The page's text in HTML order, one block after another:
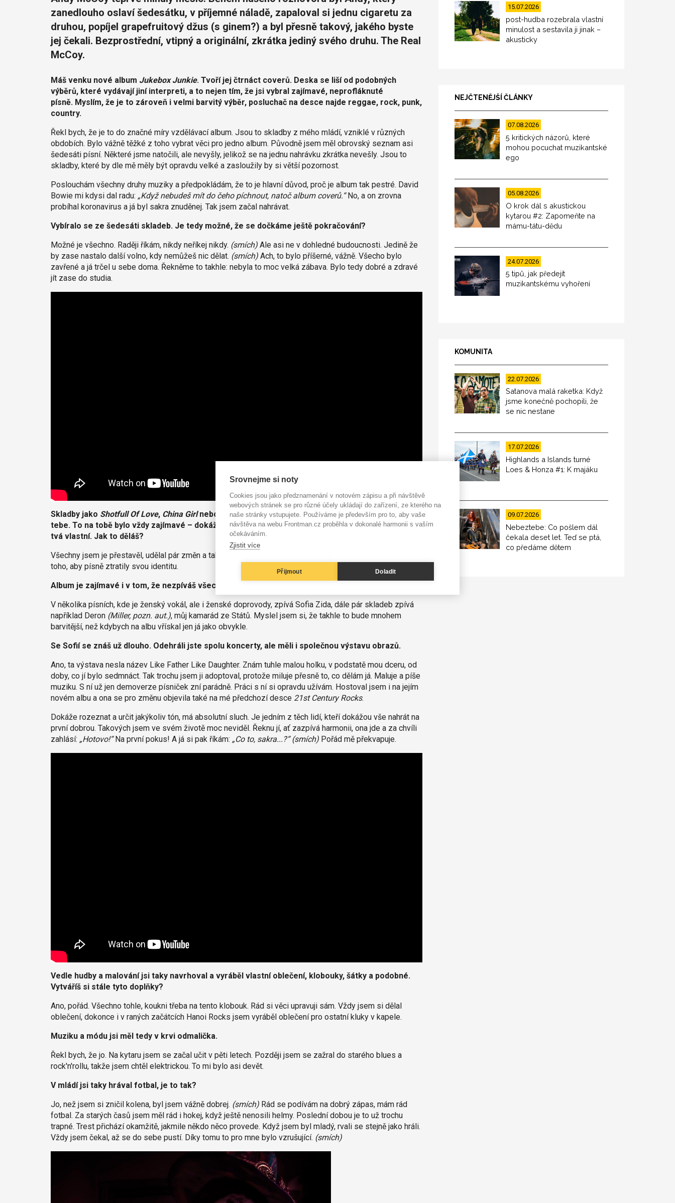
zanedlouho oslaví šedesátku, v příjemné náladě, zapaloval si jednu cigaretu za
druhou, popíjel grapefruitový džus (s ginem?) a byl přesně takový, jakého byste
jej čekali. Bezprostřední, vtipný a originální, zkrátka jediný svého druhu. The Real
McCoy.
Máš venku nové album Jukebox Junkie. Tvoří jej čtrnáct coverů. Deska se liší od podobných
výběrů, které vydávají jiní interpreti, a to nejen tím, že jsi vybral zajímavé, neprofláknuté
písně. Myslím, že je to zároveň i velmi barvitý výběr, posluchač na desce najde reggae, rock, punk,
country.
Řekl bych, že je to do značné míry vzdělávací album. Jsou to skladby z mého mládí, vzniklé v různých
obdobích. Bylo vážně těžké z toho vybrat věci pro jedno album. Původně jsem měl obrovský seznam asi
šedesáti písní. Některé jsme natočili, ale nevyšly, jelikož se na jednu nahrávku zkrátka nevešly. Jsou to
skladby, které by dle mě měly být opravdu velké a zasloužily by si větší pozornost.
Poslouchám všechny druhy muziky a předpokládám, že to je hlavní důvod, proč je album tak pestré. David
Bowie mi kdysi dal radu: „Když nebudeš mít do čeho píchnout, natoč album coverů.“No, a on zrovna
probíhal koronavirus a já byl sakra znuděnej. Tak jsem začal nahrávat.
Vybíralo se ze šedesáti skladeb. Je tedy možné, že se dočkáme ještě pokračování?
Možné je všechno. Raději říkám, nikdy neříkej nikdy. (smích)Ale asi ne v dohledné budoucnosti. Jedině že
by zase nastalo další volno, kdy nemůžeš nic dělat. (smích)Ach, to bylo příšerné, vážně. Všecho bylo
zavřené a já trčel u sebe doma. Řekněme to takhle: nebyla to moc velká zábava. Bylo tedy dobré a zdravé
jít zase do studia.
Skladby jako Shotfull Of Love, China Girlnebo I Can Feel The Firezní jako by byly napsány přímo pro
tebe. To na tobě bylo vždy zajímavé – dokážeš vzít cizí skladbu a podat ji tak, že zní, jako by byla
tvá vlastní. Jak to děláš?
Všechny jsem je přestavěl, udělal pár změn a tak. Snažil jsem se je trochu aktualizovat, ale zároveň bez
toho, aby písně ztratily svou identitu.
Album je zajímavé i v tom, že nezpíváš všechny písně sám, ale pozval sis i pár hostů.
V několika písních, kde je ženský vokál, ale i ženské doprovody, zpívá Sofia Zida, dále pár skladeb zpívá
například Deron (Miller, pozn. aut.), můj kamarád ze Států. Myslel jsem si, že takhle to bude mnohem
barvitější, než kdybych na albu vřískal jen já jako obvykle.
Se Sofií se znáš už dlouho. Odehráli jste spolu koncerty, ale měli i společnou výstavu obrazů.
Ano, ta výstava nesla název Like Father Like Daughter. Znám tuhle malou holku, v podstatě mou dceru, od
doby, co jí bylo sedmnáct. Tak trochu jsem ji adoptoval, protože miluje přesně to, co dělám já. Maluje a píše
muziku. S ní už jen demoverze písniček zní parádně. Práci s ní si opravdu užívám. Hostoval jsem i na jejím
novém albu a ona se pro změnu objevila také na mé předchozí desce 21st Century Rocks.
Dokáže rozeznat a určit jakýkoliv tón, má absolutní sluch. Je jedním z těch lidí, kteří dokážou vše nahrát na
první dobrou. Takových jsem ve svém životě moc neviděl. Řeknu jí, ať zazpívá harmonii, ona jde a za chvíli
zahlásí: „Hotovo!“Na první pokus! A já si pak říkám: „Co to, sakra...?“ (smích)Pořád mě překvapuje.
Vedle hudby a malování jsi taky navrhoval a vyráběl vlastní oblečení, klobouky, šátky a podobné.
Vytváříš si stále tyto doplňky?
Ano, pořád. Všechno tohle, koukni třeba na tento klobouk. Rád si věci upravuji sám. Vždy jsem si dělal
oblečení, dokonce i v raných začátcích Hanoi Rocks jsem vyráběl oblečení pro ostatní kluky v kapele.
Muziku a módu jsi měl tedy v krvi odmalička.
Řekl bych, že jo. Na kytaru jsem se začal učit v pěti letech. Později jsem se zažral do starého blues a
rock'n'rollu, takže jsem chtěl elektrickou. To mi bylo asi devět.
V mládí jsi taky hrával fotbal, je to tak?
Jo, než jsem si zničil kolena, byl jsem vážně dobrej. (smích)Rád se podívám na dobrý zápas, mám rád
fotbal. Za starých časů jsem měl rád i hokej, když ještě nenosili helmy. Poslední dobou je to už trochu
trapné. Trest přichází okamžitě, jakmile někdo něco provede. Když jsem byl mladý, rvali se stejně jako hráli.
Vždy jsem čekal, až se do sebe pustí. Díky tomu to pro mne bylo vzrušující. (smích)
15.07.2026
post-hudba rozebrala vlastní
minulost a sestavila ji jinak –
akusticky
NEJČTENĚJŠÍ ČLÁNKY
07.08.2026
5 kritických názorů, které
mohou pocuchat muzikantské
ego
05.08.2026
O krok dál s akustickou
kytarou #2: Zapomeňte na
mámu-tátu-dědu
24.07.2026
5 tipů, jak předejít
muzikantskému vyhoření
KOMUNITA
22.07.2026
Satanova malá raketka: Když
jsme konečně pochopili, že
se nic nestane
17.07.2026
Highlands a Islands turné
Loes & Honza #1: K majáku
09.07.2026
Nebeztebe: Co pošlem dál
čekala deset let. Teď se ptá,
co předáme dětem
Srovnejme si noty
Cookies jsou jako předznamenání v notovém zápisu a při návštěvě
webových stránek se pro různé účely ukládají do zařízení, ze kterého na
naše stránky vstupujete. Používáme je především pro to, aby vaše
návštěva na webu Frontman.cz proběhla v dokonalé harmonii s vaším
očekáváním.
Zjistit více
Přijmout Doladit